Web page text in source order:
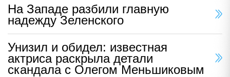
На Западе разбили главную
надежду Зеленского
Унизил и обидел: известная
актриса раскрыла детали
скандала с Олегом Меньшиковым